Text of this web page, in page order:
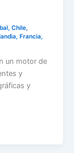
,Chile,
,Francia,
un motor de
y
y